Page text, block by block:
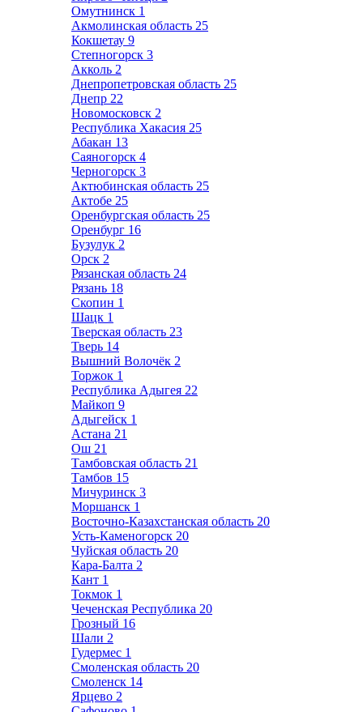
Омутнинск 1
Акмолинская область 25
Кокшетау 9
Степногорск 3
Акколь 2
Днепропетровская область 25
Днепр 22
Новомосковск 2
Республика Хакасия 25
Абакан 13
Саяногорск 4
Черногорск 3
Актюбинская область 25
Актобе 25
Оренбургская область 25
Оренбург 16
Бузулук 2
Орск 2
Рязанская область 24
Рязань 18
Скопин 1
Шацк 1
Тверская область 23
Тверь 14
Вышний Волочёк 2
Торжок 1
Республика Адыгея 22
Майкоп 9
Адыгейск 1
Астана 21
Ош 21
Тамбовская область 21
Тамбов 15
Мичуринск 3
Моршанск 1
Восточно-Казахстанская область 20
Усть-Каменогорск 20
Чуйская область 20
Кара-Балта 2
Кант 1
Токмок 1
Чеченская Республика 20
Грозный 16
Шали 2
Гудермес 1
Смоленская область 20
Смоленск 14
Ярцево 2